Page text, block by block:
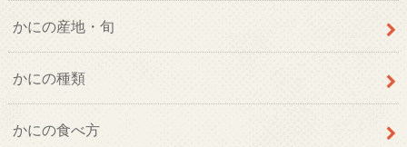
かにの産地・旬
かにの種類
かにの食べ方